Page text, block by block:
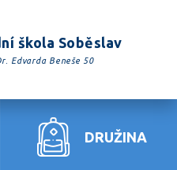
škola Soběslav
Edvarda Beneše 50
DRUŽINA